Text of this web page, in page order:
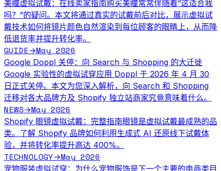
美瞳虚拟试戴：在线卖家指南购买美瞳常常伴随着“这适合我
吗？”的疑问。本文将通过真实的试戴前后对比，展示虚拟试
戴技术如何将镜片颜色自然渲染到每位顾客的眼睛上，从而降
低退货率并提升转化率。
GUIDE→May 2026
Google Doppl 关停：向 Search 与 Shopping 的大迁徙
Google 实验性的虚拟试穿应用 Doppl 于 2026 年 4 月 30
日正式关停。本文为您深入解析，向 Search 和 Shopping
迁移对各大品牌方及 Shopify 独立站商家究竟意味着什么。
NEWS→May 2026
Shopify 眼镜虚拟试戴：完整指南眼镜是虚拟试戴最成熟的品
类。了解 Shopify 品牌如何利用生成式 AI 还原线下试戴体
验，并将转化率提升高达 400%。
TECHNOLOGY→May 2026
宠物服装虚拟试穿：为什么宠物服饰是下一个主要的电商类目